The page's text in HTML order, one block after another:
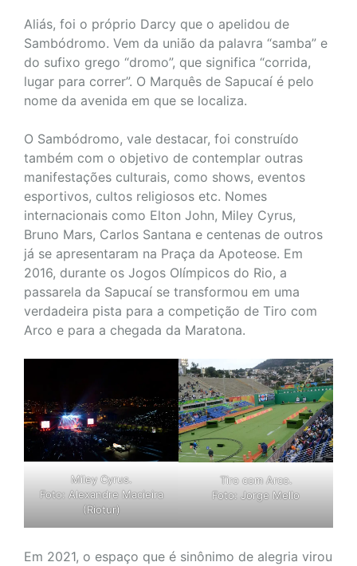
Aliás, foi o próprio Darcy que o apelidou de
Sambódromo. Vem da união da palavra “samba” e
do sufixo grego “dromo”, que significa “corrida,
lugar para correr”. O Marquês de Sapucaí é pelo
nome da avenida em que se localiza.
O Sambódromo, vale destacar, foi construído
também com o objetivo de contemplar outras
manifestações culturais, como shows, eventos
esportivos, cultos religiosos etc. Nomes
internacionais como Elton John, Miley Cyrus,
Bruno Mars, Carlos Santana e centenas de outros
já se apresentaram na Praça da Apoteose. Em
2016, durante os Jogos Olímpicos do Rio, a
passarela da Sapucaí se transformou em uma
verdadeira pista para a competição de Tiro com
Arco e para a chegada da Maratona.
Miley Cyrus.
Foto: Alexandre Macieira
(Riotur)
Tiro com Arco.
Foto: Jorge Mello
Em 2021, o espaço que é sinônimo de alegria virou